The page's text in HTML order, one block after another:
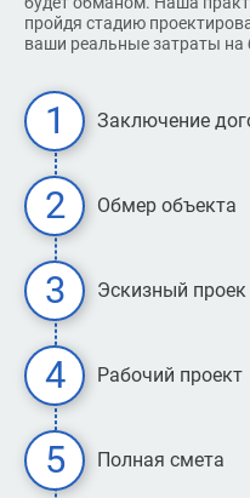
пройдя стадию
ваши реальные затраты на
Заключение
Обмер объекта
Эскизный проек
Рабочий проект
Полная смета